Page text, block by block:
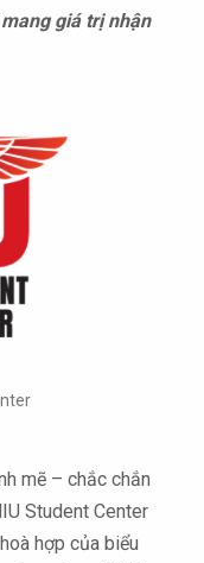
giá trị nhận
mẽ – chắc chắn
Student Center
hợp của biểu